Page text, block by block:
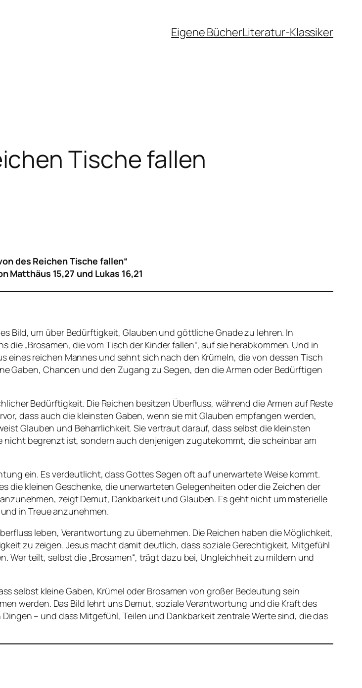
Eigene BücherLiteratur-Klassiker
Tische fallen
des Reichen Tische fallen“
Matthäus 15,27 und Lukas 16,21
Bild, um über Bedürftigkeit, Glauben und göttliche Gnade zu lehren. In
„Brosamen, die vom Tisch der Kinder fallen“, auf sie herabkommen. Und in
eines reichen Mannes und sehnt sich nach den Krümeln, die von dessen Tisch
Gaben, Chancen und den Zugang zu Segen, den die Armen oder Bedürftigen
Bedürftigkeit. Die Reichen besitzen Überfluss, während die Armen auf Reste
dass auch die kleinsten Gaben, wenn sie mit Glauben empfangen werden,
Glauben und Beharrlichkeit. Sie vertraut darauf, dass selbst die kleinsten
nicht begrenzt ist, sondern auch denjenigen zugutekommt, die scheinbar am
ein. Es verdeutlicht, dass Gottes Segen oft auf unerwartete Weise kommt.
die kleinen Geschenke, die unerwarteten Gelegenheiten oder die Zeichen der
zeigt Demut, Dankbarkeit und Glauben. Es geht nicht um materielle
in Treue anzunehmen.
leben, Verantwortung zu übernehmen. Die Reichen haben die Möglichkeit,
zu zeigen. Jesus macht damit deutlich, dass soziale Gerechtigkeit, Mitgefühl
Wer teilt, selbst die „Brosamen“, trägt dazu bei, Ungleichheit zu mildern und
selbst kleine Gaben, Krümel oder Brosamen von großer Bedeutung sein
werden. Das Bild lehrt uns Demut, soziale Verantwortung und die Kraft des
– und dass Mitgefühl, Teilen und Dankbarkeit zentrale Werte sind, die das